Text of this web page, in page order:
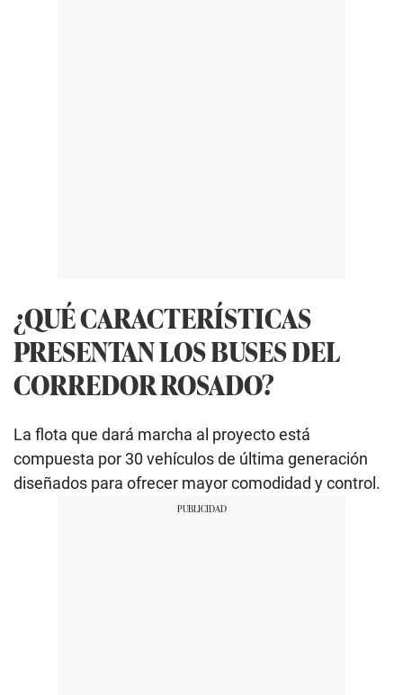
¿QUÉ CARACTERÍSTICAS
PRESENTAN LOS BUSES DEL
CORREDOR ROSADO?
La flota que dará marcha al proyecto está
compuesta por 30 vehículos de última generación
diseñados para ofrecer mayor comodidad y control.